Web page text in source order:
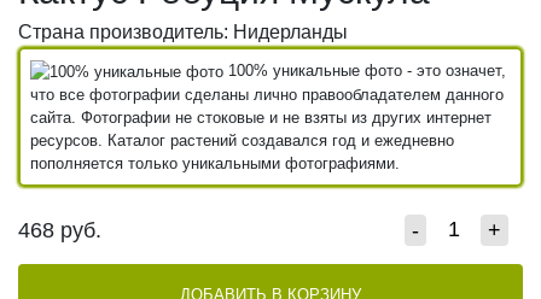
Страна производитель: Нидерланды
100% уникальные фото - это означет,
что все фотографии сделаны лично правообладателем данного
сайта. Фотографии не стоковые и не взяты из других интернет
ресурсов. Каталог растений создавался год и ежедневно
пополняется только уникальными фотографиями.
468 руб. - +
ДОБАВИТЬ В КОРЗИНУ